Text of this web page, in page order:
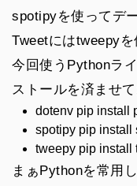
spotipyを使ってデ
Tweetにはtweepyを
今回使うPythonラ
ストールを済ませ
dotenv pip install
spotipy pip install
tweepy pip install
まぁPythonを常用